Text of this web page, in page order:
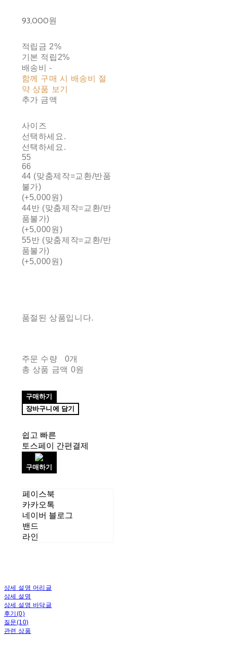
93,000원
적립금 2%
기본 적립 2%
배송비-
함께 구매 시 배송비 절
약 상품 보기
추가 금액
사이즈
선택하세요.
선택하세요.
55
66
44 (맞춤제작=교환/반품
불가)
(+5,000원)
44반 (맞춤제작=교환/반
품불가)
(+5,000원)
55반 (맞춤제작=교환/반
품불가)
(+5,000원)
품절된 상품입니다.
주문 수량
0개
총 상품 금액 0원
구매하기
장바구니에 담기
쉽고 빠른
토스페이 간편결제
구매하기
페이스북
카카오톡
네이버 블로그
밴드
라인
상세 설명 머리글
상세 설명
상세 설명 바닥글
후기(0)
질문(10)
관련 상품